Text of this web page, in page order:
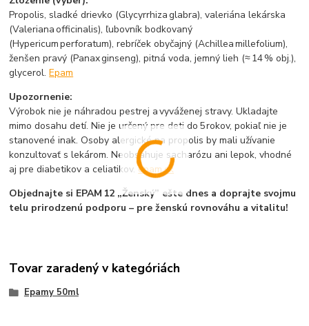
Propolis, sladké drievko (Glycyrrhiza glabra), valeriána lekárska
(Valeriana officinalis), ľubovník bodkovaný
(Hypericum perforatum), rebríček obyčajný (Achillea millefolium),
ženšen pravý (Panax ginseng), pitná voda, jemný lieh (≈ 14 % obj.),
glycerol.Epam
Upozornenie:
Výrobok nie je náhradou pestrej a vyváženej stravy. Ukladajte
mimo dosahu detí. Nie je určený pre deti do 5 rokov, pokiaľ nie je
stanovené inak. Osoby alergické na propolis by mali užívanie
konzultovať s lekárom. Neobsahuje sacharózu ani lepok, vhodné
aj pre diabetikov a celiatikov.epam.sk
Objednajte si EPAM 12 „Ženský” ešte dnes a doprajte svojmu
telu prirodzenú podporu – pre ženskú rovnováhu a vitalitu!
Tovar zaradený v kategóriách
Epamy 50ml